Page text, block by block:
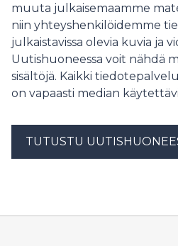
muuta julkaisemaamme
niin yhteyshenkilöidemme
julkaistavissa olevia kuvia ja
Uutishuoneessa voit nähdä
sisältöjä. Kaikki
on vapaasti median
TUTUSTU